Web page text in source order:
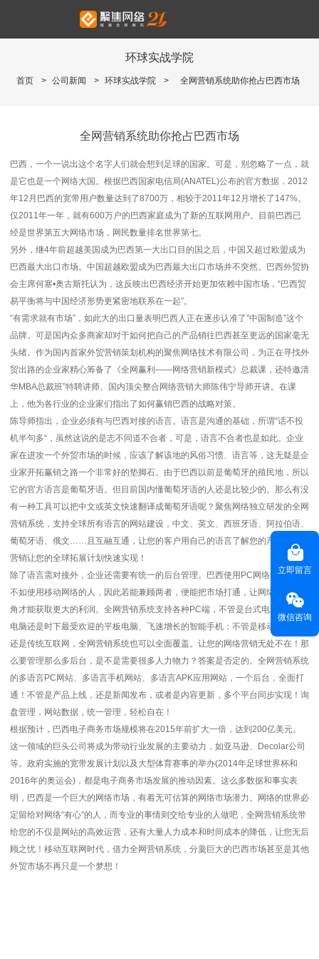
环球实战学院
首页 > 公司新闻 > 环球实战学院 > 全网营销系统助你抢占巴西市场
全网营销系统助你抢占巴西市场
巴西，一个一说出这个名字人们就会想到足球的国家。可是，别忽略了一点，就
是它也是一个网络大国。根据巴西国家电信局(ANATEL)公布的官方数据，2012
年12月巴西的宽带用户数量达到了8700万，相较于2011年12月增长了147%。
仅2011年一年，就有600万户的巴西家庭成为了新的互联网用户。目前巴西已
经是世界第五大网络市场，网民数量排名世界第七。
另外，继4年前超越美国成为巴西第一大出口目的国之后，中国又超过欧盟成为
巴西最大出口市场。中国超越欧盟成为巴西最大出口市场并不突然。巴西外贸协
会主席何塞•奥古斯托认为，这反映出巴西经济开始更加依赖中国市场，“巴西贸
易平衡将与中国经济形势更紧密地联系在一起”。
“有需求就有市场”，如此大的出口量表明巴西人正在逐步认准了”中国制造”这个
品牌。可是国内众多商家却对于如何把自己的产品销往巴西甚至更远的国家毫无
头绪。作为国内首家外贸营销策划机构的聚焦网络技术有限公司，为正在寻找外
贸出路的企业家精心筹备了《全网赢利——网络营销新模式》总裁课，还特邀清
华MBA总裁班”特聘讲师、国内顶尖整合网络营销大师陈伟宁导师开讲。在课
上，他为各行业的企业家们指出了如何赢销巴西的战略对策。
陈导师指出，企业必须有与巴西对接的语言。语言是沟通的基础，所谓“话不投
机半句多“，虽然这说的是志不同道不合者，可是，语言不合者也是如此。企业
家在进攻一个外贸市场的时候，应该了解该地的风俗习惯、语言等，这无疑是企
业家开拓赢销之路一个非常好的垫脚石。由于巴西以前是葡萄牙的殖民地，所以
它的官方语言是葡萄牙语。但目前国内懂葡萄牙语的人还是比较少的。那么有没
有一种工具可以把中文或英文快速翻译成葡萄牙语呢？聚焦网络独立研发的全网
营销系统，支持全球所有语言的网站建设，中文、英文、西班牙语、阿拉伯语、
葡萄牙语、俄文……且互融互通，让您的客户用自己的语言了解您的产品，精准
营销让您的全球拓展计划快速实现！
除了语言需对接外，企业还需要有统一的后台管理。巴西使用PC网络的人远远
不如使用移动网络的人，因此若能兼顾两者，便能把市场打通，让网络营销无死
角才能获取更大的利润。全网营销系统支持各种PC端，不管是台式电脑、手提
电脑还是时下最受欢迎的平板电脑、飞速增长的智能手机；不管是移动互联网，
还是传统互联网，全网营销系统也可以全面覆盖。让您的网络营销无处不在！那
么要管理那么多后台，是不是需要很多人力物力？答案是否定的。全网营销系统
的多语言PC网站、多语言手机网站、多语言APK应用网站，一个后台，全面打
通！不管是产品上线，还是新闻发布，或者是内容更新，多个平台同步实现！询
盘管理，网站数据，统一管理，轻松自在！
根据预计，巴西电子商务市场规模将在2015年前扩大一倍，达到200亿美元。
这一领域的巨头公司将成为带动行业发展的主要动力，如亚马逊、Decolar公司
等。政府实施的宽带发展计划以及大型体育赛事的举办(2014年足球世界杯和
2016年的奥运会)，都是电子商务市场发展的推动因素。这么多数据和事实表
明，巴西是一个巨大的网络市场，有着无可估算的网络市场潜力。网络的世界必
定留给对网络“有心“的人，而专业的事情则交给专业的人做吧，全网营销系统带
给您的不仅是网站的高效运营，还有大量人力成本和时间成本的降低，让您无后
顾之忧！移动互联网时代，借力全网营销系统，分羹巨大的巴西市场甚至是其他
外贸市场不再只是一个梦想！
立即留言
微信咨询